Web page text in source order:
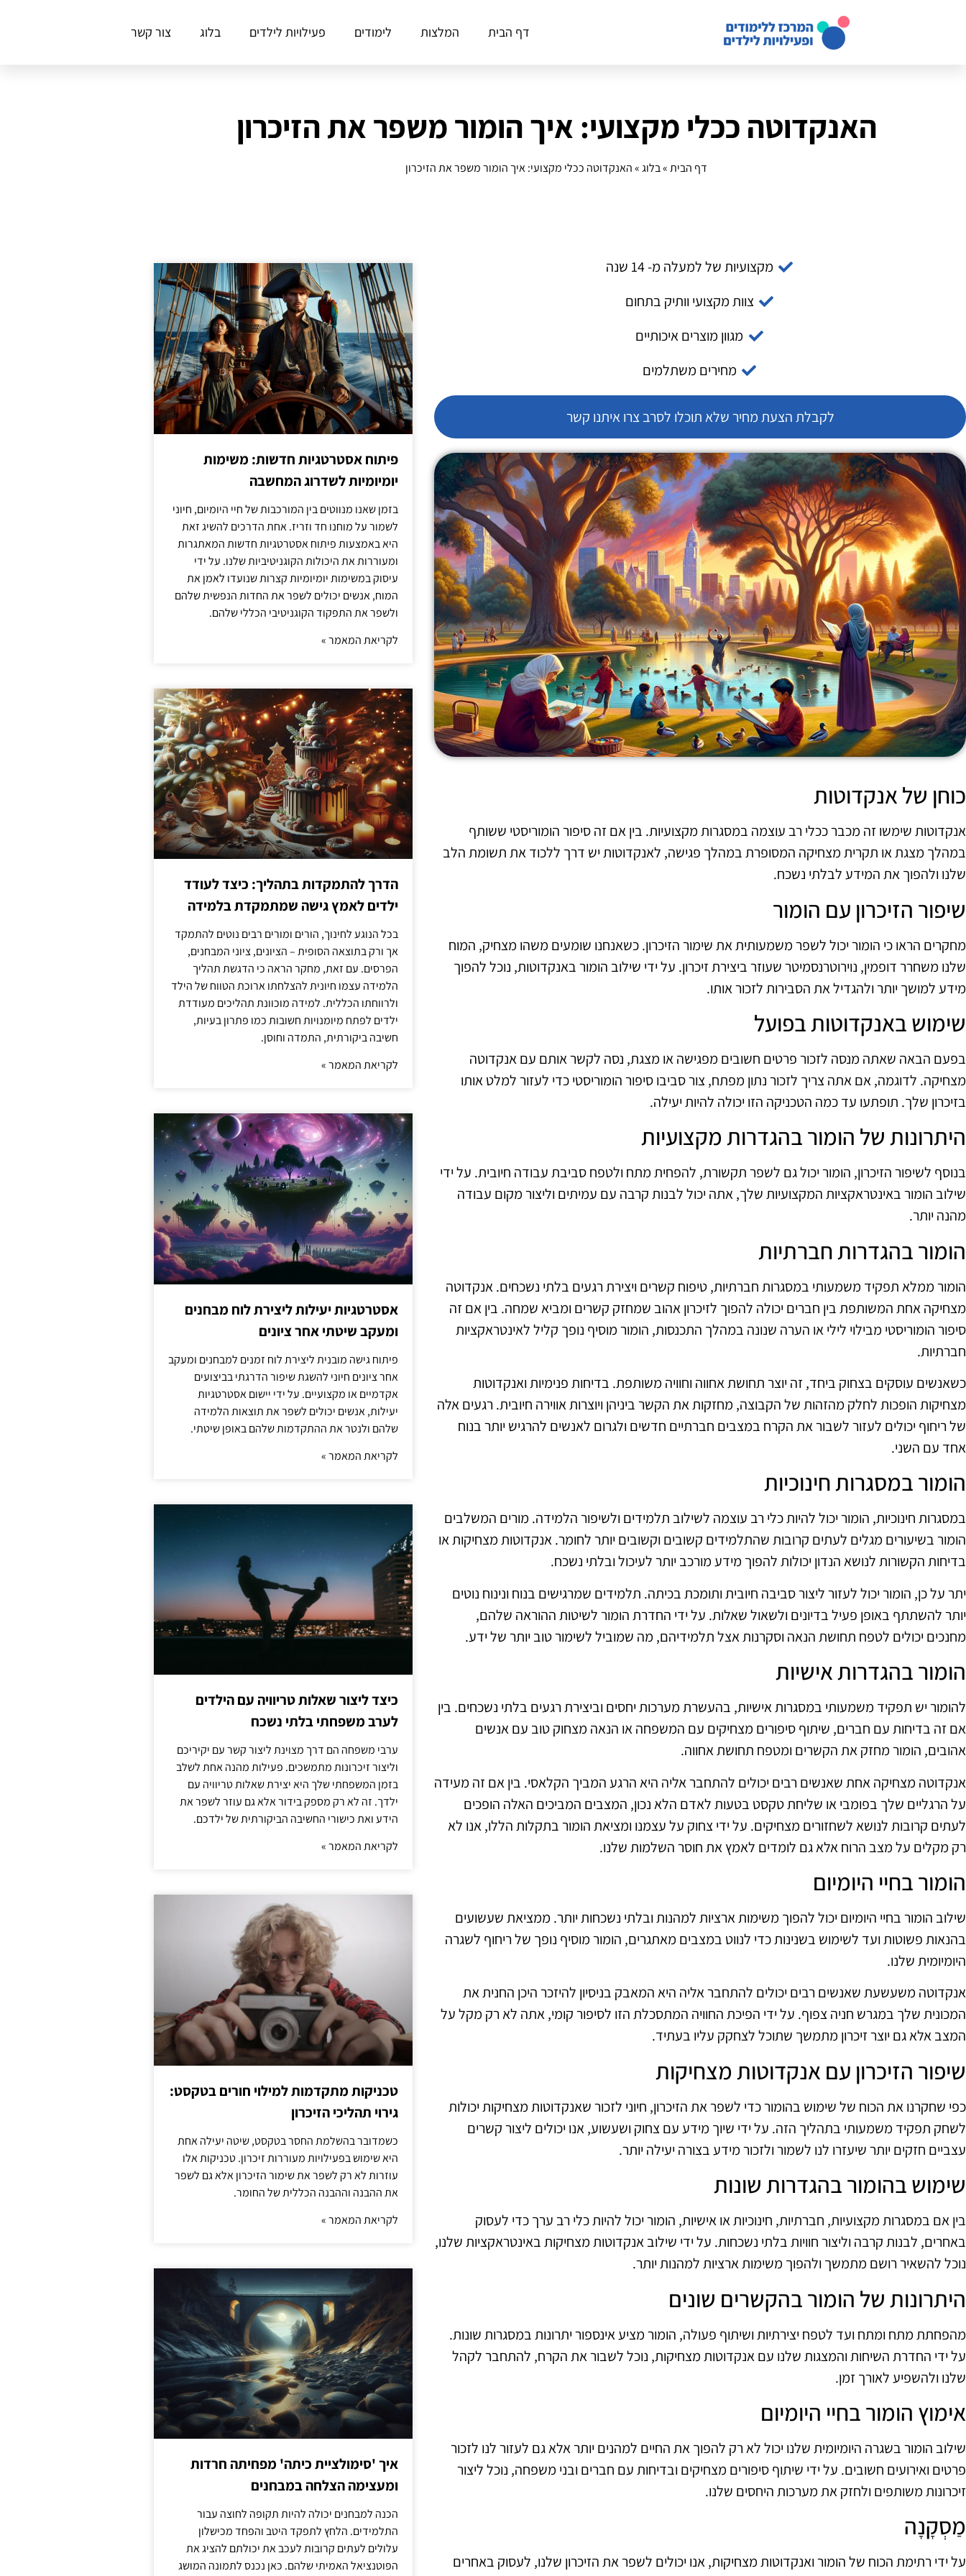
דף הבית המלצות לימודים פעילויות לילדים בלוג צור קשר
האנקדוטה ככלי מקצועי: איך הומור משפר את הזיכרון
דף הבית»בלוג»האנקדוטה ככלי מקצועי: איך הומור משפר את הזיכרון
מקצועיות של למעלה מ- 14 שנה
צוות מקצועי וותיק בתחום
מגוון מוצרים איכותיים
מחירים משתלמים
לקבלת הצעת מחיר שלא תוכלו לסרב צרו איתנו קשר
כוחן של אנקדוטות
אנקדוטות שימשו זה מכבר ככלי רב עוצמה במסגרות מקצועיות. בין אם זה סיפור הומוריסטי ששותף
במהלך מצגת או תקרית מצחיקה המסופרת במהלך פגישה, לאנקדוטות יש דרך ללכוד את תשומת הלב
שלנו ולהפוך את המידע לבלתי נשכח.
שיפור הזיכרון עם הומור
מחקרים הראו כי הומור יכול לשפר משמעותית את שימור הזיכרון. כשאנחנו שומעים משהו מצחיק, המוח
שלנו משחרר דופמין, נוירוטרנסמיטר שעוזר ביצירת זיכרון. על ידי שילוב הומור באנקדוטות, נוכל להפוך
מידע למושך יותר ולהגדיל את הסבירות לזכור אותו.
שימוש באנקדוטות בפועל
בפעם הבאה שאתה מנסה לזכור פרטים חשובים מפגישה או מצגת, נסה לקשר אותם עם אנקדוטה
מצחיקה. לדוגמה, אם אתה צריך לזכור נתון מפתח, צור סביבו סיפור הומוריסטי כדי לעזור למלט אותו
בזיכרון שלך. תופתעו עד כמה הטכניקה הזו יכולה להיות יעילה.
היתרונות של הומור בהגדרות מקצועיות
בנוסף לשיפור הזיכרון, הומור יכול גם לשפר תקשורת, להפחית מתח ולטפח סביבת עבודה חיובית. על ידי
שילוב הומור באינטראקציות המקצועיות שלך, אתה יכול לבנות קרבה עם עמיתים וליצור מקום עבודה
מהנה יותר.
הומור בהגדרות חברתיות
הומור ממלא תפקיד משמעותי במסגרות חברתיות, טיפוח קשרים ויצירת רגעים בלתי נשכחים. אנקדוטה
מצחיקה אחת המשותפת בין חברים יכולה להפוך לזיכרון אהוב שמחזק קשרים ומביא שמחה. בין אם זה
סיפור הומוריסטי מבילוי לילי או הערה שנונה במהלך התכנסות, הומור מוסיף נופך קליל לאינטראקציות
חברתיות.
כשאנשים עוסקים בצחוק ביחד, זה יוצר תחושת אחווה וחוויה משותפת. בדיחות פנימיות ואנקדוטות
מצחיקות הופכות לחלק מהזהות של הקבוצה, מחזקות את הקשר ביניהן ויוצרות אווירה חיובית. רגעים אלה
של ריחוף יכולים לעזור לשבור את הקרח במצבים חברתיים חדשים ולגרום לאנשים להרגיש יותר בנוח
אחד עם השני.
הומור במסגרות חינוכיות
במסגרות חינוכיות, הומור יכול להיות כלי רב עוצמה לשילוב תלמידים ולשיפור הלמידה. מורים המשלבים
הומור בשיעורים מגלים לעתים קרובות שהתלמידים קשובים וקשובים יותר לחומר. אנקדוטות מצחיקות או
בדיחות הקשורות לנושא הנדון יכולות להפוך מידע מורכב יותר לעיכול ובלתי נשכח.
יתר על כן, הומור יכול לעזור ליצור סביבה חיובית ותומכת בכיתה. תלמידים שמרגישים בנוח ונינוח נוטים
יותר להשתתף באופן פעיל בדיונים ולשאול שאלות. על ידי החדרת הומור לשיטות ההוראה שלהם,
מחנכים יכולים לטפח תחושת הנאה וסקרנות אצל תלמידיהם, מה שמוביל לשימור טוב יותר של ידע.
הומור בהגדרות אישיות
להומור יש תפקיד משמעותי במסגרות אישיות, בהעשרת מערכות יחסים וביצירת רגעים בלתי נשכחים. בין
אם זה בדיחות עם חברים, שיתוף סיפורים מצחיקים עם המשפחה או הנאה מצחוק טוב עם אנשים
אהובים, הומור מחזק את הקשרים ומטפח תחושת אחווה.
אנקדוטה מצחיקה אחת שאנשים רבים יכולים להתחבר אליה היא הרגע המביך הקלאסי. בין אם זה מעידה
על הרגליים שלך בפומבי או שליחת טקסט בטעות לאדם הלא נכון, המצבים המביכים האלה הופכים
לעתים קרובות לנושא לשחזורים מצחיקים. על ידי צחוק על עצמנו ומציאת הומור בתקלות הללו, אנו לא
רק מקלים על מצב הרוח אלא גם לומדים לאמץ את חוסר השלמות שלנו.
הומור בחיי היומיום
שילוב הומור בחיי היומיום יכול להפוך משימות ארציות למהנות ובלתי נשכחות יותר. ממציאת שעשועים
בהנאות פשוטות ועד לשימוש בשנינות כדי לנווט במצבים מאתגרים, הומור מוסיף נופך של ריחוף לשגרה
היומיומית שלנו.
אנקדוטה משעשעת שאנשים רבים יכולים להתחבר אליה היא המאבק בניסיון להיזכר היכן החנית את
המכונית שלך במגרש חניה צפוף. על ידי הפיכת החוויה המתסכלת הזו לסיפור קומי, אתה לא רק מקל על
המצב אלא גם יוצר זיכרון מתמשך שתוכל לצחקק עליו בעתיד.
שיפור הזיכרון עם אנקדוטות מצחיקות
כפי שחקרנו את הכוח של שימוש בהומור כדי לשפר את הזיכרון, חיוני לזכור שאנקדוטות מצחיקות יכולות
לשחק תפקיד משמעותי בתהליך הזה. על ידי שיוך מידע עם צחוק ושעשוע, אנו יכולים ליצור קשרים
עצביים חזקים יותר שיעזרו לנו לשמור ולזכור מידע בצורה יעילה יותר.
שימוש בהומור בהגדרות שונות
בין אם במסגרות מקצועיות, חברתיות, חינוכיות או אישיות, הומור יכול להיות כלי רב ערך כדי לעסוק
באחרים, לבנות קרבה וליצור חוויות בלתי נשכחות. על ידי שילוב אנקדוטות מצחיקות באינטראקציות שלנו,
נוכל להשאיר רושם מתמשך ולהפוך משימות ארציות למהנות יותר.
היתרונות של הומור בהקשרים שונים
מהפחתת מתח ומתח ועד לטפח יצירתיות ושיתוף פעולה, הומור מציע אינספור יתרונות במסגרות שונות.
על ידי החדרת השיחות והמצגות שלנו עם אנקדוטות מצחיקות, נוכל לשבור את הקרח, להתחבר לקהל
שלנו ולהשפיע לאורך זמן.
אימוץ הומור בחיי היומיום
שילוב הומור בשגרה היומיומית שלנו יכול לא רק להפוך את החיים למהנים יותר אלא גם לעזור לנו לזכור
פרטים ואירועים חשובים. על ידי שיתוף סיפורים מצחיקים ובדיחות עם חברים ובני משפחה, נוכל ליצור
זיכרונות משותפים ולחזק את מערכות היחסים שלנו.
מַסְקָנָה
על ידי רתימת הכוח של הומור ואנקדוטות מצחיקות, אנו יכולים לשפר את הזיכרון שלנו, לעסוק באחרים
פיתוח אסטרטגיות חדשות: משימות
יומיומיות לשדרוג המחשבה
בזמן שאנו מנווטים בין המורכבות של חיי היומיום, חיוני
לשמור על מוחנו חד וזריז. אחת הדרכים להשיג זאת
היא באמצעות פיתוח אסטרטגיות חדשות המאתגרות
ומעוררות את היכולות הקוגניטיביות שלנו. על ידי
עיסוק במשימות יומיומיות קצרות שנועדו לאמן את
המוח, אנשים יכולים לשפר את החדות הנפשית שלהם
ולשפר את התפקוד הקוגניטיבי הכללי שלהם.
לקריאת המאמר »
הדרך להתמקדות בתהליך: כיצד לעודד
ילדים לאמץ גישה שמתמקדת בלמידה
בכל הנוגע לחינוך, הורים ומורים רבים נוטים להתמקד
אך ורק בתוצאה הסופית – הציונים, ציוני המבחנים,
הפרסים. עם זאת, מחקר הראה כי הדגשת תהליך
הלמידה עצמו חיונית להצלחתו ארוכת הטווח של הילד
ולרווחתו הכללית. למידה מוכוונת תהליכים מעודדת
ילדים לפתח מיומנויות חשובות כמו פתרון בעיות,
חשיבה ביקורתית, התמדה וחוסן.
לקריאת המאמר »
אסטרטגיות יעילות ליצירת לוח מבחנים
ומעקב שיטתי אחר ציונים
פיתוח גישה מובנית ליצירת לוח זמנים למבחנים ומעקב
אחר ציונים חיוני להשגת שיפור הדרגתי בביצועים
אקדמיים או מקצועיים. על ידי יישום אסטרטגיות
יעילות, אנשים יכולים לשפר את תוצאות הלמידה
שלהם ולנטר את ההתקדמות שלהם באופן שיטתי.
לקריאת המאמר »
כיצד ליצור שאלות טריוויה עם הילדים
לערב משפחתי בלתי נשכח
ערבי משפחה הם דרך מצוינת ליצור קשר עם יקיריכם
וליצור זיכרונות מתמשכים. פעילות מהנה אחת לשלב
בזמן המשפחתי שלך היא יצירת שאלות טריוויה עם
ילדך. זה לא רק מספק בידור אלא גם עוזר לשפר את
הידע ואת כישורי החשיבה הביקורתית של ילדכם.
לקריאת המאמר »
טכניקות מתקדמות למילוי חורים בטקסט:
גירוי תהליכי הזיכרון
כשמדובר בהשלמת החסר בטקסט, שיטה יעילה אחת
היא שימוש בפעילויות מעוררות זיכרון. טכניקות אלו
עוזרות לא רק לשפר את שימור הזיכרון אלא גם לשפר
את ההבנה וההבנה הכללית של החומר.
לקריאת המאמר »
איך 'סימולציית כיתה' מפחיתה חרדות
ומעצימה הצלחה במבחנים
הכנה למבחנים יכולה להיות תקופה לחוצה עבור
התלמידים. הלחץ לתפקד היטב והפחד מכישלון
עלולים לעתים קרובות לעכב את יכולתם להציג את
הפוטנציאל האמיתי שלהם. כאן נכנס לתמונה המושג